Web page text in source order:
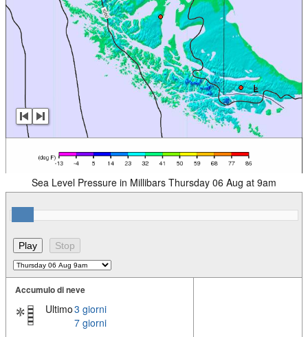
Sea Level Pressure in Millibars Thursday 06 Aug at 9am
Accumulo di neve
Ultimo3 giorni
7 giorni